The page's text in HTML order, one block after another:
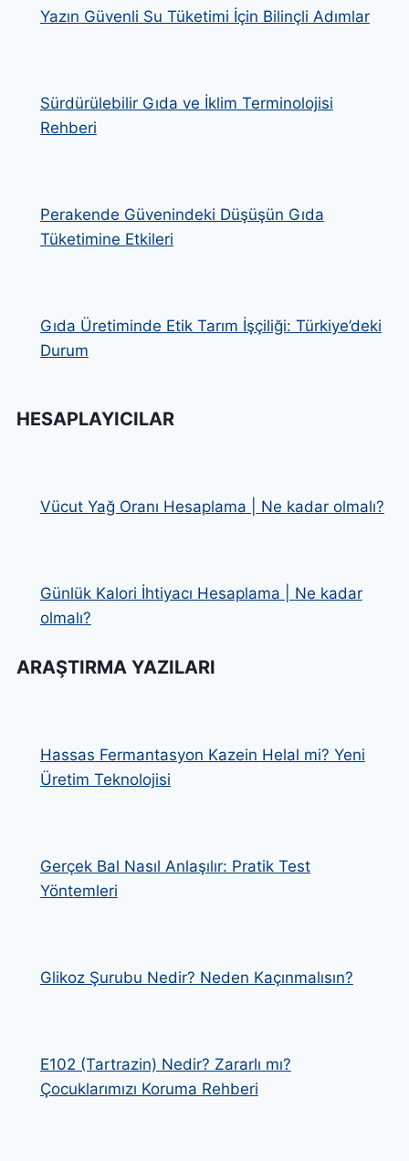
Yazın Güvenli Su Tüketimi İçin Bilinçli Adımlar
Sürdürülebilir Gıda ve İklim Terminolojisi
Rehberi
Perakende Güvenindeki Düşüşün Gıda
Tüketimine Etkileri
Gıda Üretiminde Etik Tarım İşçiliği: Türkiye’deki
Durum
HESAPLAYICILAR
Vücut Yağ Oranı Hesaplama | Ne kadar olmalı?
Günlük Kalori İhtiyacı Hesaplama | Ne kadar
olmalı?
ARAŞTIRMA YAZILARI
Hassas Fermantasyon Kazein Helal mi? Yeni
Üretim Teknolojisi
Gerçek Bal Nasıl Anlaşılır: Pratik Test
Yöntemleri
Glikoz Şurubu Nedir? Neden Kaçınmalısın?
E102 (Tartrazin) Nedir? Zararlı mı?
Çocuklarımızı Koruma Rehberi